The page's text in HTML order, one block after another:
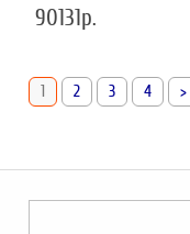
90131р.
1 2 3 4 >